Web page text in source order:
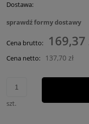
Dostawa:
Cena nie zawiera
sprawdź formy dostawy
Cena brutto: 169,37
Cena netto: 137,70 zł
szt.